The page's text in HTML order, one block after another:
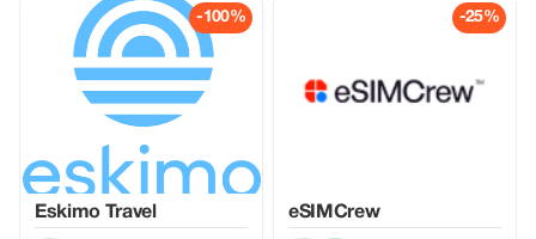
-100%
Eskimo Travel
-25%
eSIMCrew